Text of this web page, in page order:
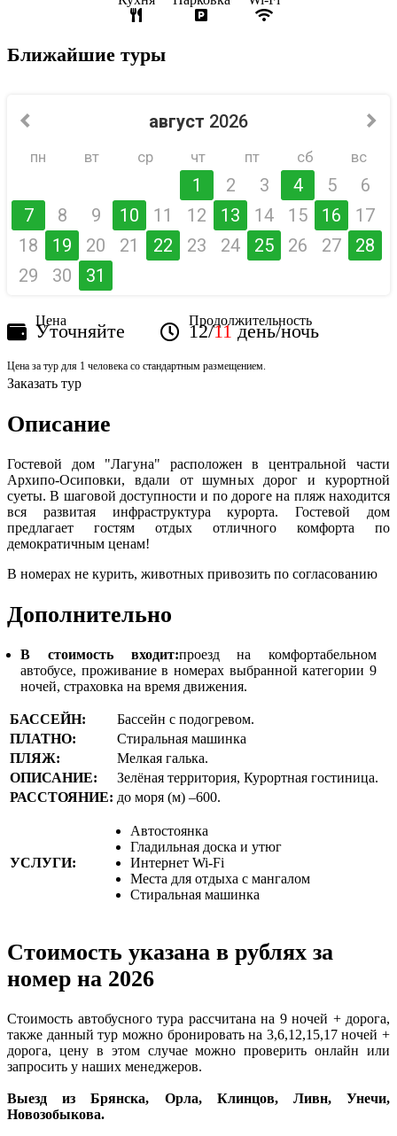
Ближайшие туры
август 2026
пн вт ср чт пт сб вс
1 2 3 4 5
6
7
8 9 10 11 12 13 14 15 16
17
18
19 20 21 22 23 24 25 26 27
28
29
30 31
Цена
Уточняйте Продолжительность
12/11день/ночь
Цена за тур для 1 человека со стандартным размещением.
Заказать тур
Описание
Гостевой дом "Лагуна" расположен в центральной части
Архипо-Осиповки, вдали от шумных дорог и курортной
суеты. В шаговой доступности и по дороге на пляж находится
вся развитая инфраструктура курорта. Гостевой дом
предлагает гостям отдых отличного комфорта по
демократичным ценам!
В номерах не курить, животных привозить по согласованию
Дополнительно
В стоимость входит:проезд на комфортабельном
автобусе, проживание в номерах выбранной категории 9
ночей, страховка на время движения.
БАССЕЙН:
Бассейн с подогревом.
ПЛАТНО:
Стиральная машинка
ПЛЯЖ:
Мелкая галька.
ОПИСАНИЕ:
Зелёная территория, Курортная гостиница.
РАССТОЯНИЕ: до моря (м) –600.
УСЛУГИ:
Автостоянка
Гладильная доска и утюг
Интернет Wi-Fi
Места для отдыха с мангалом
Стиральная машинка
Стоимость указана в рублях за
номер на 2026
Стоимость автобусного тура рассчитана на 9 ночей + дорога,
также данный тур можно бронировать на 3,6,12,15,17 ночей +
дорога, цену в этом случае можно проверить онлайн или
запросить у наших менеджеров.
Выезд из Брянска, Орла, Клинцов, Ливн, Унечи,
Новозобыкова.